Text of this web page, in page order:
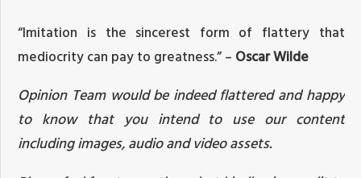
“Imitation is the sincerest form of flattery that
mediocrity can pay to greatness.” – Oscar Wilde
Opinion Team would be indeed flattered and happy
to know that you intend to use our content
including images, audio and video assets.